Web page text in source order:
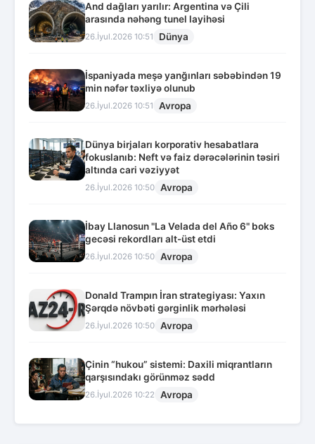
And dağları yarılır: Argentina və Çili
arasında nəhəng tunel layihəsi
26.İyul.2026 10:51 Dünya
İspaniyada meşə yanğınları səbəbindən 19
min nəfər təxliyə olunub
26.İyul.2026 10:51 Avropa
Dünya birjaları korporativ hesabatlara
fokuslanıb: Neft və faiz dərəcələrinin təsiri
altında cari vəziyyət
26.İyul.2026 10:50 Avropa
İbay Llanosun "La Velada del Año 6" boks
gecəsi rekordları alt-üst etdi
26.İyul.2026 10:50 Avropa
Donald Trampın İran strategiyası: Yaxın
Şərqdə növbəti gərginlik mərhələsi
26.İyul.2026 10:50 Avropa
Çinin “hukou” sistemi: Daxili miqrantların
qarşısındakı görünməz sədd
26.İyul.2026 10:22 Avropa